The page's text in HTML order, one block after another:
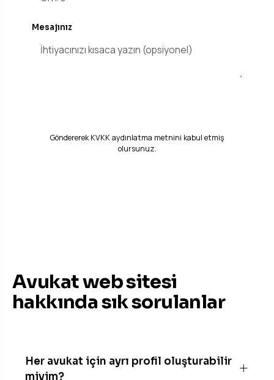
Mesajınız
GöndererekKVKK aydınlatma metnini kabul etmiş
olursunuz.
Avukat web sitesi
hakkında sık sorulanlar
Her avukat için ayrı profil oluşturabilir
miyim?